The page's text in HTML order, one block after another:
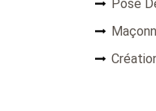
Pose